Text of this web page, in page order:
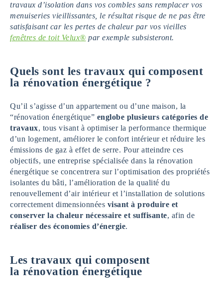
travaux d’isolation dans vos combles sans remplacer vos
menuiseries vieillissantes, le résultat risque de ne pas être
satisfaisant car les pertes de chaleur par vos vieilles
fenêtres de toit Velux® par exemple subsisteront.
Quels sont les travaux qui composent
la rénovation énergétique ?
Qu’il s’agisse d’un appartement ou d’une maison, la
“rénovation énergétique” englobe plusieurs catégories de
travaux, tous visant à optimiser la performance thermique
d’un logement, améliorer le confort intérieur et réduire les
émissions de gaz à effet de serre. Pour atteindre ces
objectifs, une entreprise spécialisée dans la rénovation
énergétique se concentrera sur l’optimisation des propriétés
isolantes du bâti, l’amélioration de la qualité du
renouvellement d’air intérieur et l’installation de solutions
correctement dimensionnées visant à produire et
conserver la chaleur nécessaire et suffisante, afin de
réaliser des économies d’énergie.
Les travaux qui composent
la rénovation énergétique